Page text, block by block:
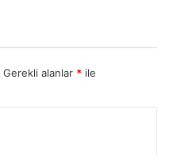
Gerekli alanlar * ile